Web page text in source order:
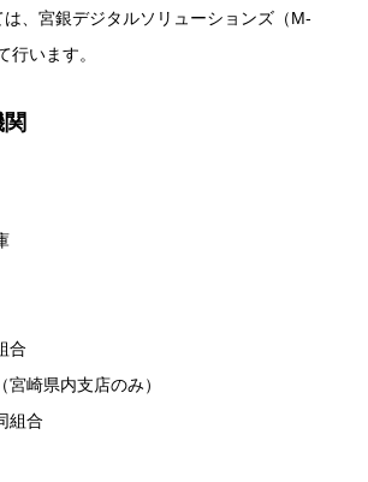
、宮銀デジタルソリューションズ（M-
行います。
合
崎県内支店のみ）
組合